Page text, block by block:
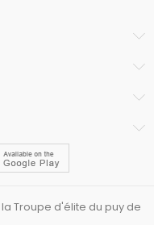
Troupe d'élite du puy de